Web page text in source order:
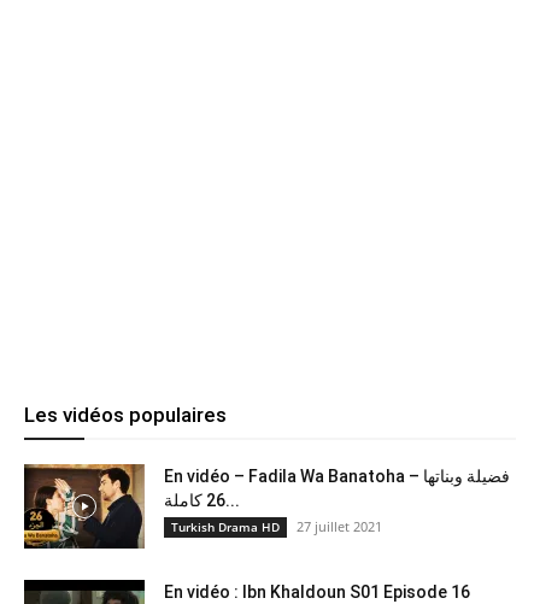
Les vidéos populaires
En vidéo – Fadila Wa Banatoha – فضيلة وبناتها
26 كاملة...
Turkish Drama HD 27 juillet 2021
En vidéo : Ibn Khaldoun S01 Episode 16